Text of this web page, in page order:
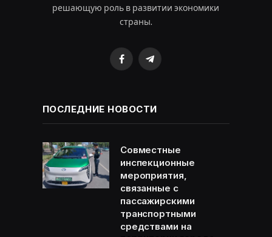
решающую роль в развитии экономики
страны.
FacebookTelegram
ПОСЛЕДНИЕ НОВОСТИ
Совместные
инспекционные
мероприятия,
связанные с
пассажирскими
транспортными
средствами на